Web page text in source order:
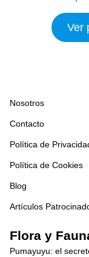
Ver
Nosotros
Contacto
Política de
Política de Cookies
Blog
Artículos
Flora y
Pumayuyu: el